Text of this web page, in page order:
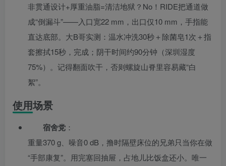
非贯通设计+厚重油脂=清洁地狱？No！RIDE把通道做
成“倒漏斗”——入口宽22 mm，出口仅10 mm，手指能
直达底部。大B哥实测：温水冲洗30秒＋除菌皂1次＋指
套擦拭15秒，完成；阴干时间约90分钟（深圳湿度
75%）。记得翻面吹干，否则螺旋山脊里容易藏“白
絮”。
使用场景
宿舍党 ：
重量370 g、噪音0 dB，撸时隔壁床位的兄弟只当你在做
“手部康复”。用完塞回抽屉，占地儿比饭盒还小。唯一